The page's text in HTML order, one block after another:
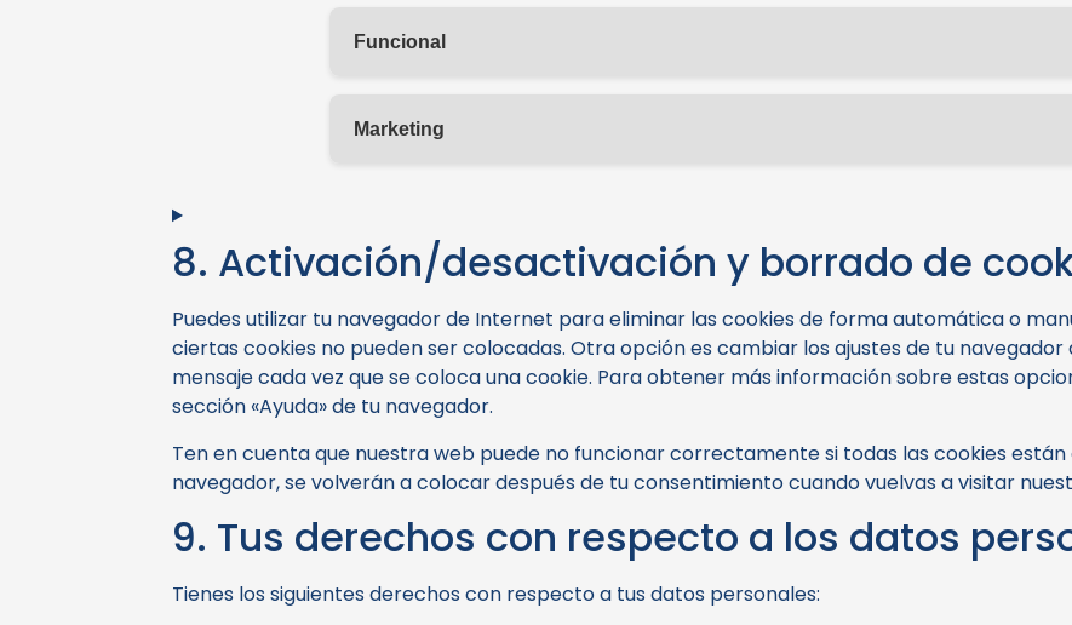
Funcional
Marketing
8. Activación/desactivación y borrado de
Puedes utilizar tu navegador de Internet para eliminar las cookies de forma automática o
ciertas cookies no pueden ser colocadas. Otra opción es cambiar los ajustes de tu
mensaje cada vez que se coloca una cookie. Para obtener más información sobre estas
sección «Ayuda» de tu navegador.
Ten en cuenta que nuestra web puede no funcionar correctamente si todas las cookies
navegador, se volverán a colocar después de tu consentimiento cuando vuelvas a visitar
9. Tus derechos con respecto a los datos
Tienes los siguientes derechos con respecto a tus datos personales: